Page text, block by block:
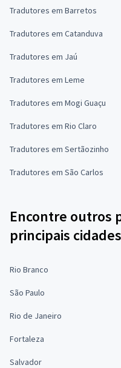
Tradutores em Barretos
Tradutores em Catanduva
Tradutores em Jaú
Tradutores em Leme
Tradutores em Mogi Guaçu
Tradutores em Rio Claro
Tradutores em Sertãozinho
Tradutores em São Carlos
Encontre outros
principais cidades
Rio Branco
São Paulo
Rio de Janeiro
Fortaleza
Salvador